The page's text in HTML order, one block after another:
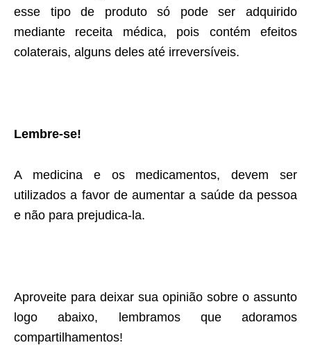
esse tipo de produto só pode ser adquirido
mediante receita médica, pois contém efeitos
colaterais, alguns deles até irreversíveis.
Lembre-se!
A medicina e os medicamentos, devem ser
utilizados a favor de aumentar a saúde da pessoa
e não para prejudica-la.
Aproveite para deixar sua opinião sobre o assunto
logo abaixo, lembramos que adoramos
compartilhamentos!